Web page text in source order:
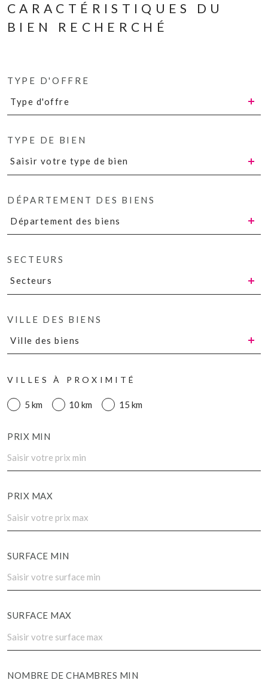
CARACTÉRISTIQUES DU
BIEN RECHERCHÉ
TYPE D'OFFRE
Type d'offre
TYPE DE BIEN
Saisir votre type de bien
DÉPARTEMENT DES BIENS
Département des biens
SECTEURS
Secteurs
VILLE DES BIENS
Ville des biens
VILLES À PROXIMITÉ
5 km 10 km 15 km
PRIX MIN
PRIX MAX
SURFACE MIN
SURFACE MAX
NOMBRE DE CHAMBRES MIN